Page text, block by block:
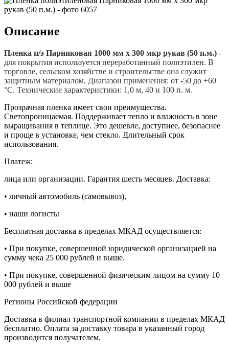
Описание
Пленка п/э Парниковая 1000 мм x 300 мкр рукав (50 п.м.) -
для покрытия используется переработанный полиэтилен. В
торговле, сельском хозяйстве и строительстве она служит
защитным материалом. Диапазон применения: от -50 до +60
°C. Технические характеристики: 1,0 м, 40 и 100 п. м.
Прозрачная пленка имеет свои преимущества.
Светопроницаемая. Поддерживает тепло и влажность в зоне
выращивания в теплице. Это дешевле, доступнее, безопаснее
и проще в установке, чем стекло. Длительный срок
использования.
Платеж:
лица или организации. Гарантия шесть месяцев. Доставка:
• личный автомобиль (самовывоз),
• наши логисты
Бесплатная доставка в пределах МКАД осуществляется:
• При покупке, совершенной юридической организацией на
сумму чека 25 000 рублей и выше.
• При покупке, совершенной физическим лицом на сумму 10
000 рублей и выше
Регионы Российской федерации
Доставка в филиал транспортной компании в пределах МКАД
бесплатно. Оплата за доставку товара в указанный город
производится получателем.